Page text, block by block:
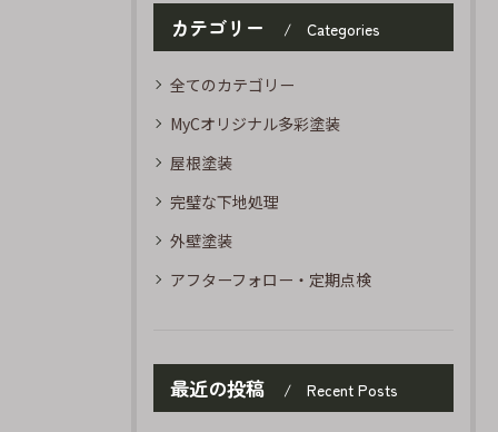
カテゴリー Categories
全てのカテゴリー
MyCオリジナル多彩塗装
屋根塗装
完璧な下地処理
外壁塗装
アフターフォロー・定期点検
最近の投稿 Recent Posts